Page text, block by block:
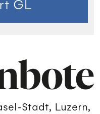
GL
Stadt, Luzern,